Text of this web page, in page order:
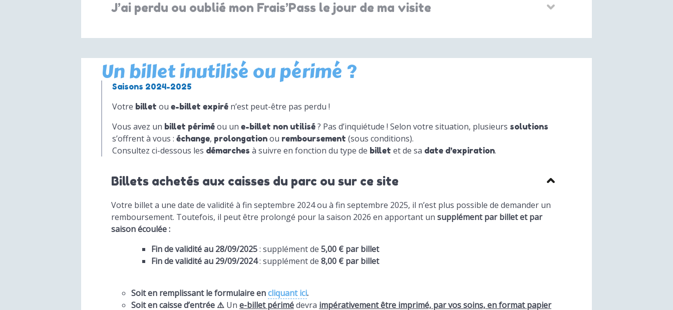
J’ai perdu ou oublié mon Frais’Pass le jour de ma visite
Un billet inutilisé ou périmé ?
Saisons 2024-2025
Votre billet ou e-billet expiré n’est peut-être pas perdu !
Vous avez un billet périmé ou un e-billet non utilisé ? Pas d’inquiétude ! Selon votre situation, plusieurs solutions
s’offrent à vous : échange, prolongation ou remboursement (sous conditions).
Consultez ci-dessous les démarches à suivre en fonction du type de billet et de sa date d’expiration.
Billets achetés aux caisses du parc ou sur ce site
Votre billet a une date de validité à fin septembre 2024 ou à fin septembre 2025, il n’est plus possible de demander un
remboursement. Toutefois, il peut être prolongé pour la saison 2026 en apportant un supplément par billet et par
saison écoulée :
Fin de validité au 28/09/2025: supplément de 5,00 € par billet
Fin de validité au 29/09/2024: supplément de 8,00 € par billet
Soit en remplissant le formulaire encliquant ici.
Soit en caisse d’entrée⚠️ Un e-billet périmédevra impérativement être imprimé, par vos soins, en format papier